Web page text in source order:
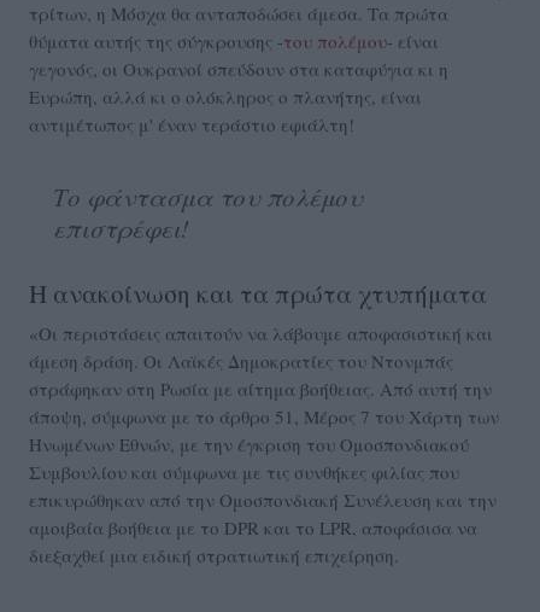
τρίτων, η Μόσχα θα ανταποδώσει άμεσα. Τα πρώτα
θύματα αυτής της σύγκρουσης -του πολέμου- είναι
γεγονός, οι Ουκρανοί σπεύδουν στα καταφύγια κι η
Ευρώπη, αλλά κι ο ολόκληρος ο πλανήτης, είναι
αντιμέτωπος μ' έναν τεράστιο εφιάλτη!
Το φάντασμα του πολέμου
επιστρέφει!
Η ανακοίνωση και τα πρώτα χτυπήματα
«Οι περιστάσεις απαιτούν να λάβουμε αποφασιστική και
άμεση δράση. Οι Λαϊκές Δημοκρατίες του Ντονμπάς
στράφηκαν στη Ρωσία με αίτημα βοήθειας. Από αυτή την
άποψη, σύμφωνα με το άρθρο 51, Μέρος 7 του Χάρτη των
Ηνωμένων Εθνών, με την έγκριση του Ομοσπονδιακού
Συμβουλίου και σύμφωνα με τις συνθήκες φιλίας που
επικυρώθηκαν από την Ομοσπονδιακή Συνέλευση και την
αμοιβαία βοήθεια με το DPR και το LPR, αποφάσισα να
διεξαχθεί μια ειδική στρατιωτική επιχείρηση.